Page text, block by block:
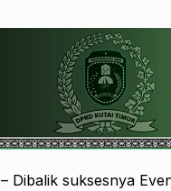
– Dibalik suksesnya